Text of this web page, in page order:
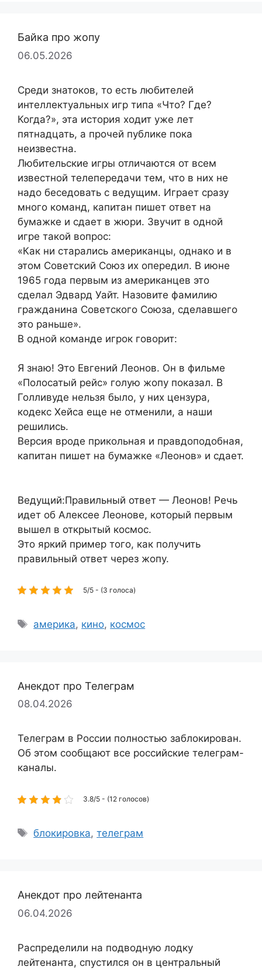
Байка про жопу
06.05.2026
Среди знатоков, то есть любителей
интеллектуальных игр типа «Что? Где?
Когда?», эта история ходит уже лет
пятнадцать, а прочей публике пока
неизвестна.
Любительские игры отличаются от всем
известной телепередачи тем, что в них не
надо беседовать с ведущим. Играет сразу
много команд, капитан пишет ответ на
бумажке и сдает в жюри. Звучит в одной
игре такой вопрос:
«Как ни старались американцы, однако и в
этом Советский Союз их опередил. В июне
1965 года первым из американцев это
сделал Эдвард Уайт. Назовите фамилию
гражданина Советского Союза, сделавшего
это раньше».
В одной команде игрок говорит:
Я знаю! Это Евгений Леонов. Он в фильме
«Полосатый рейс» голую жопу показал. В
Голливуде нельзя было, у них цензура,
кодекс Хейса еще не отменили, а наши
решились.
Версия вроде прикольная и правдоподобная,
капитан пишет на бумажке «Леонов» и сдает.
Ведущий:Правильный ответ — Леонов! Речь
идет об Алексее Леонове, который первым
вышел в открытый космос.
Это яркий пример того, как получить
правильный ответ через жопу.
5/5 - (3 голоса)
Метки
америка, кино, космос
Анекдот про Телеграм
08.04.2026
Телеграм в России полностью заблокирован.
Об этом сообщают все российские телеграм-
каналы.
3.8/5 - (12 голосов)
Метки
блокировка,телеграм
Анекдот про лейтенанта
06.04.2026
Распределили на подводную лодку
лейтенанта, спустился он в центральный